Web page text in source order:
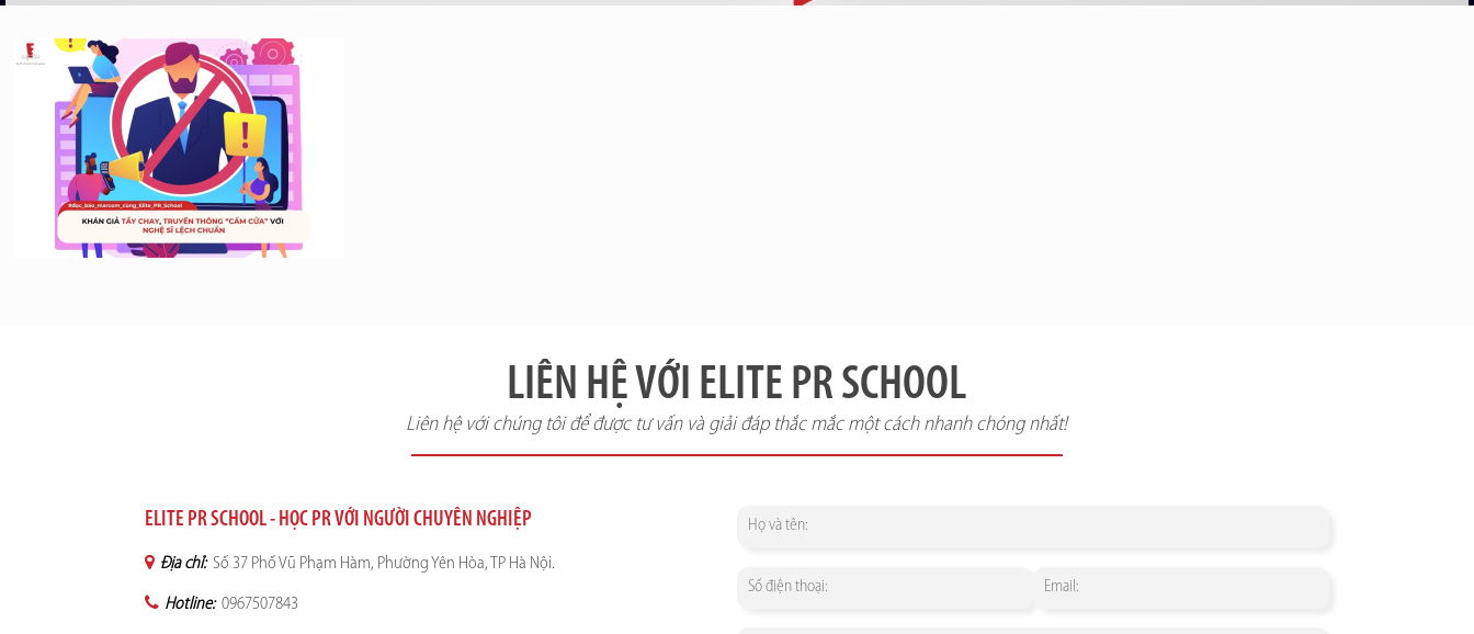
LIÊN HỆ VỚI ELITE PR SCHOOL
Liên hệ với chúng tôi để được tư vấn và giải đáp thắc mắc một cách nhanh chóng nhất!
ELITE PR SCHOOL - HỌC PR VỚI NGƯỜI CHUYÊN NGHIỆP
Địa chỉ: Số 37 Phố Vũ Phạm Hàm, Phường Yên Hòa, TP Hà Nội.
Hotline: 0967507843